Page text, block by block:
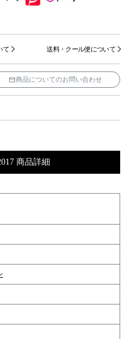
て 送料・クール便について
商品についてのお問い合わせ
商品詳細